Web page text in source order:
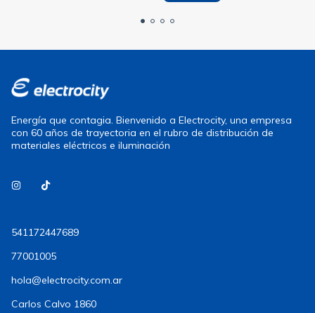
Energía que contagia. Bienvenido a Electrocity, una empresa
con 60 años de trayectoria en el rubro de distribución de
materiales eléctricos e iluminación
541172447689
77001005
hola@electrocity.com.ar
Carlos Calvo 1860